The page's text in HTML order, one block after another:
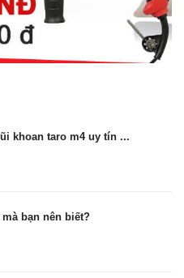
khoan taro m4 uy tín ...
bạn nên biết?